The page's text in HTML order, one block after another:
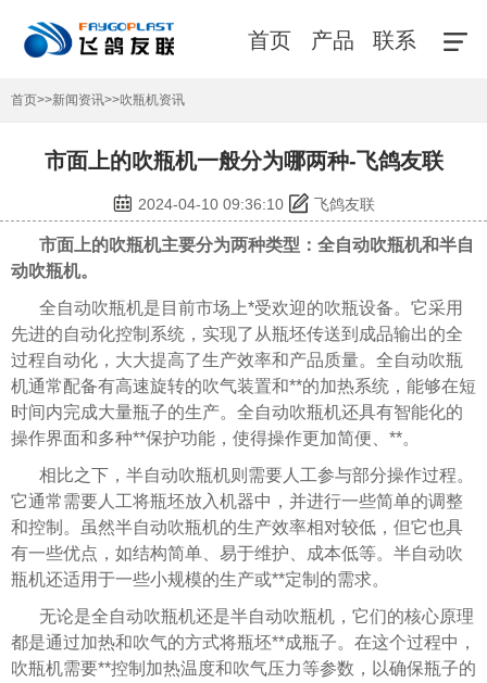
首页 产品 联系
首页>>新闻资讯>>吹瓶机资讯
市面上的吹瓶机一般分为哪两种-飞鸽友联
2024-04-10 09:36:10 飞鸽友联
市面上的吹瓶机主要分为两种类型：全自动吹瓶机和半自
动吹瓶机。
全自动吹瓶机是目前市场上*受欢迎的吹瓶设备。它采用
先进的自动化控制系统，实现了从瓶坯传送到成品输出的全
过程自动化，大大提高了生产效率和产品质量。全自动吹瓶
机通常配备有高速旋转的吹气装置和**的加热系统，能够在短
时间内完成大量瓶子的生产。全自动吹瓶机还具有智能化的
操作界面和多种**保护功能，使得操作更加简便、**。
相比之下，半自动吹瓶机则需要人工参与部分操作过程。
它通常需要人工将瓶坯放入机器中，并进行一些简单的调整
和控制。虽然半自动吹瓶机的生产效率相对较低，但它也具
有一些优点，如结构简单、易于维护、成本低等。半自动吹
瓶机还适用于一些小规模的生产或**定制的需求。
无论是全自动吹瓶机还是半自动吹瓶机，它们的核心原理
都是通过加热和吹气的方式将瓶坯**成瓶子。在这个过程中，
吹瓶机需要**控制加热温度和吹气压力等参数，以确保瓶子的